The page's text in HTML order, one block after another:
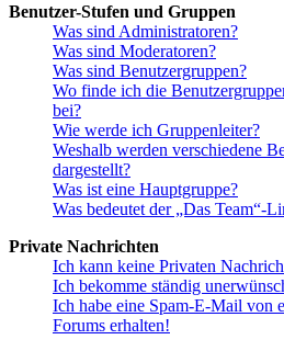
Benutzer-Stufen und Gruppen
Was sind Administratoren?
Was sind Moderatoren?
Was sind Benutzergruppen?
Wo finde ich die
bei?
Wie werde ich Gruppenleiter?
Weshalb werden verschiedene
dargestellt?
Was ist eine Hauptgruppe?
Was bedeutet der „Das Team“-
Private Nachrichten
Ich kann keine Privaten
Ich bekomme ständig
Ich habe eine Spam-E-Mail von
Forums erhalten!